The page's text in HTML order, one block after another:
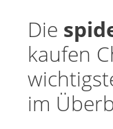
Die
kaufen
im